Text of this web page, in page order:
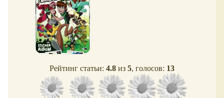
Рейтинг статьи: 4.8 из 5, голосов: 13